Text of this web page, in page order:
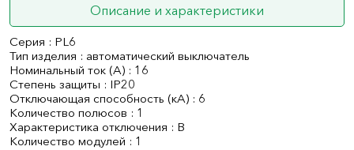
Описание и характеристики
Серия : PL6
Тип изделия : автоматический выключатель
Номинальный ток (А) : 16
Степень защиты : IP20
Отключающая способность (кА) : 6
Количество полюсов : 1
Характеристика отключения : B
Количество модулей : 1